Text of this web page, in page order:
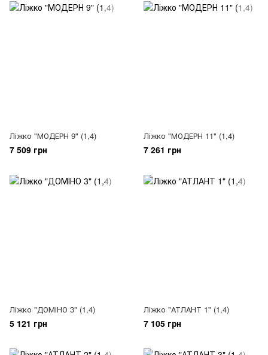
Ліжко "МОДЕРН 9" (1,4)
7 509 грн
Ліжко "МОДЕРН 11" (1,4)
7 261 грн
Ліжко "ДОМІНО 3" (1,4)
5 121 грн
Ліжко "АТЛАНТ 1" (1,4)
7 105 грн